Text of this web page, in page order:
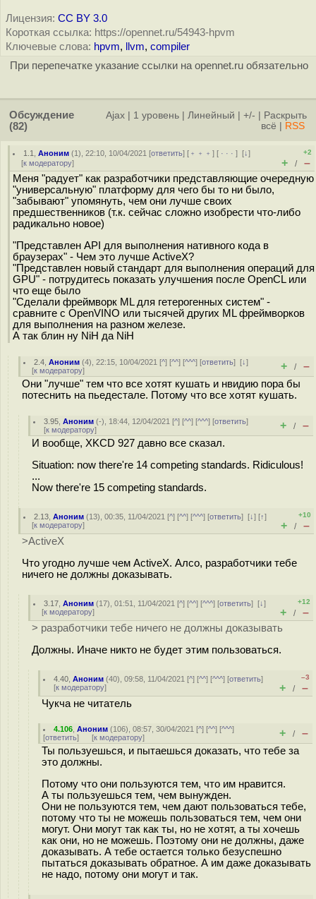
Лицензия: CC BY 3.0
Короткая ссылка: https://opennet.ru/54943-hpvm
Ключевые слова: hpvm, llvm, compiler
При перепечатке указание ссылки на opennet.ru обязательно
Обсуждение
(82)
Ajax 1 уровень Линейный +/-
Раскрыть
всё
RSS
1.1 ,Аноним (1), 22:10, 10/04/2021 [ответить] [ ﹢﹢﹢] [ · · ·][↓]
[к модератору]
+2
+ / –
Меня "радует" как разработчики представляющие очередную
"универсальную" платформу для чего бы то ни было,
"забывают" упомянуть, чем они лучше своих
предшественников (т.к. сейчас сложно изобрести что-либо
радикально новое)
"Представлен API для выполнения нативного кода в
браузерах" - Чем это лучше ActiveX?
"Представлен новый стандарт для выполнения операций для
GPU" - потрудитесь показать улучшения после OpenCL или
что еще было
"Сделали фреймворк ML для гетерогенных систем" -
сравните с OpenVINO или тысячей других ML фреймворков
для выполнения на разном железе.
А так блин ну NiH да NiH
2.4 ,Аноним (4), 22:15, 10/04/2021 [^] [^^] [^^^] [ответить][↓]
[к модератору] + / –
Они "лучше" тем что все хотят кушать и нвидию пора бы
потеснить на пьедестале. Потому что все хотят кушать.
3.95 ,Аноним (-), 18:44, 12/04/2021 [^] [^^] [^^^] [ответить]
[к модератору] + / –
И вообще, XKCD 927 давно все сказал.
Situation: now there're 14 competing standards. Ridiculous!
...
Now there're 15 competing standards.
2.13 ,Аноним (13), 00:35, 11/04/2021 [^] [^^] [^^^] [ответить][↓] [↑]
[к модератору]
+10
+ / –
>ActiveX
Что угодно лучше чем ActiveX. Алсо, разработчики тебе
ничего не должны доказывать.
3.17 ,Аноним (17), 01:51, 11/04/2021 [^] [^^] [^^^] [ответить][↓]
[к модератору]
+12
+ / –
> разработчики тебе ничего не должны доказывать
Должны. Иначе никто не будет этим пользоваться.
4.40 ,Аноним (40), 09:58, 11/04/2021 [^] [^^] [^^^] [ответить]
[к модератору]
–3
+ / –
Чукча не читатель
4.106 ,Аноним (106), 08:57, 30/04/2021 [^] [^^] [^^^]
[ответить] [к модератору] + / –
Ты пользуешься, и пытаешься доказать, что тебе за
это должны.
Потому что они пользуются тем, что им нравится.
А ты пользуешься тем, чем вынужден.
Они не пользуются тем, чем дают пользоваться тебе,
потому что ты не можешь пользоваться тем, чем они
могут. Они могут так как ты, но не хотят, а ты хочешь
как они, но не можешь. Поэтому они не должны, даже
доказывать. А тебе остается только безуспешно
пытаться доказывать обратное. А им даже доказывать
не надо, потому они могут и так.